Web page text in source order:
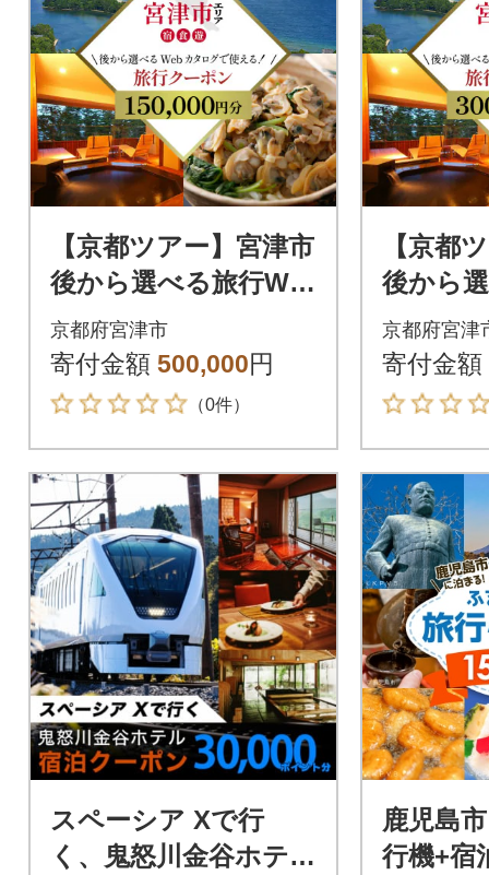
【京都ツアー】宮津市
後から選べる旅行We
bカタログ旅行クーポ
ン(150,000円分)
京都府宮津市
寄付金額 500,000円
（0件）
【京都
後から
bカタロ
ン
京都府宮津
寄付金額
スペーシア Xで行
く、鬼怒川金谷ホテル
鹿児島
行機+宿